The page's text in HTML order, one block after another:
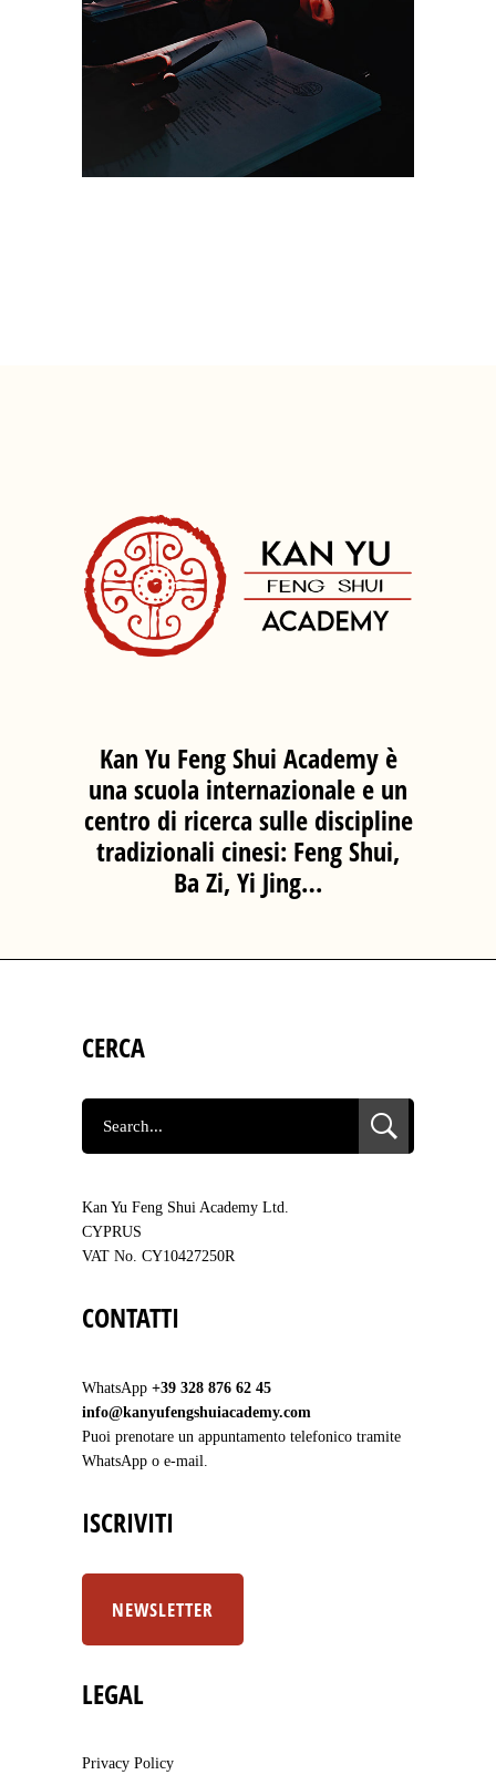
Kan Yu Feng Shui Academy è
una scuola internazionale e un
centro di ricerca sulle discipline
tradizionali cinesi: Feng Shui,
Ba Zi, Yi Jing…
CERCA
SEARCH
FOR:
Kan Yu Feng Shui Academy Ltd.
CYPRUS
VAT No. CY10427250R
CONTATTI
WhatsApp +39 328 876 62 45
info@kanyufengshuiacademy.com
Puoi prenotare un appuntamento telefonico tramite
WhatsApp o e-mail.
ISCRIVITI
NEWSLETTER
LEGAL
Privacy Policy